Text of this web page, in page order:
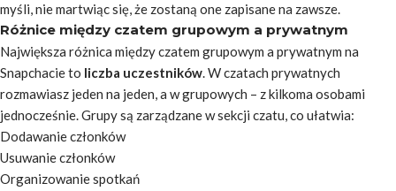
myśli, nie martwiąc się, że zostaną one zapisane na zawsze.
Różnice między czatem grupowym a prywatnym
Największa różnica między czatem grupowym a prywatnym na
Snapchacie to liczba uczestników. W czatach prywatnych
rozmawiasz jeden na jeden, a w grupowych – z kilkoma osobami
jednocześnie. Grupy są zarządzane w sekcji czatu, co ułatwia:
Dodawanie członków
Usuwanie członków
Organizowanie spotkań